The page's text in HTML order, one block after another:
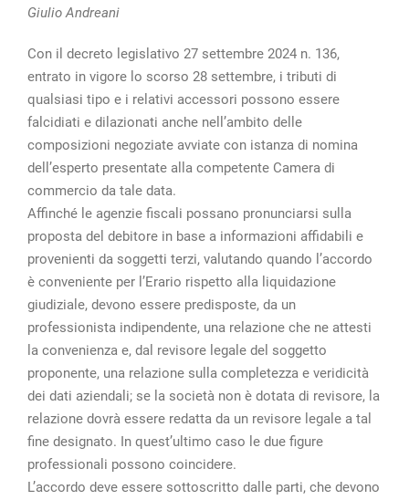
Giulio Andreani
Con il decreto legislativo 27 settembre 2024 n. 136,
entrato in vigore lo scorso 28 settembre, i tributi di
qualsiasi tipo e i relativi accessori possono essere
falcidiati e dilazionati anche nell’ambito delle
composizioni negoziate avviate con istanza di nomina
dell’esperto presentate alla competente Camera di
commercio da tale data.
Affinché le agenzie fiscali possano pronunciarsi sulla
proposta del debitore in base a informazioni affidabili e
provenienti da soggetti terzi, valutando quando l’accordo
è conveniente per l’Erario rispetto alla liquidazione
giudiziale, devono essere predisposte, da un
professionista indipendente, una relazione che ne attesti
la convenienza e, dal revisore legale del soggetto
proponente, una relazione sulla completezza e veridicità
dei dati aziendali; se la società non è dotata di revisore, la
relazione dovrà essere redatta da un revisore legale a tal
fine designato. In quest’ultimo caso le due figure
professionali possono coincidere.
L’accordo deve essere sottoscritto dalle parti, che devono